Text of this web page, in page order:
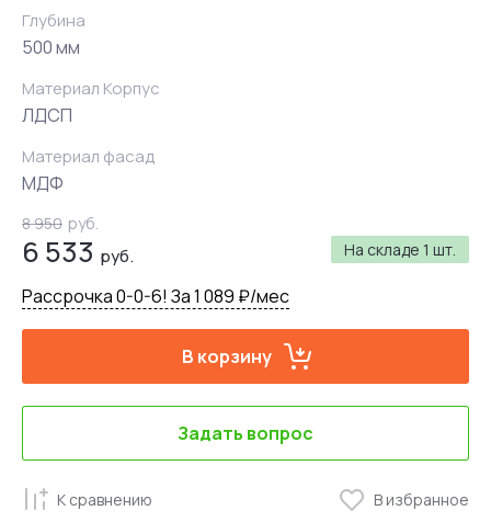
Глубина
500 мм
Материал Корпус
ЛДСП
Материал фасад
МДФ
На складе 1 шт.
8 950 руб.
6 533 руб.
Рассрочка 0-0-6! За 1 089 ₽/мес
В корзину
Задать вопрос
К сравнению В избранное